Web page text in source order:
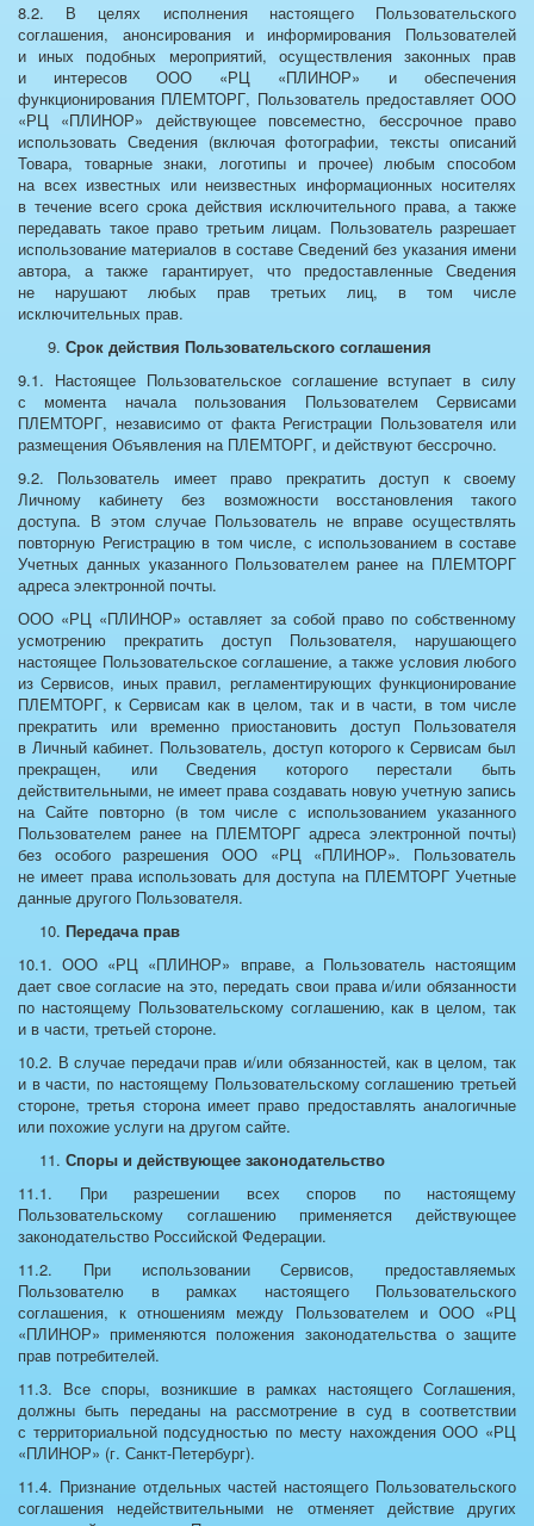
8.2. В целях исполнения настоящего Пользовательского
соглашения, анонсирования и информирования Пользователей
и иных подобных мероприятий, осуществления законных прав
и интересов ООО «РЦ «ПЛИНОР» и обеспечения
функционирования ПЛЕМТОРГ, Пользователь предоставляет ООО
«РЦ «ПЛИНОР» действующее повсеместно, бессрочное право
использовать Сведения (включая фотографии, тексты описаний
Товара, товарные знаки, логотипы и прочее) любым способом
на всех известных или неизвестных информационных носителях
в течение всего срока действия исключительного права, а также
передавать такое право третьим лицам. Пользователь разрешает
использование материалов в составе Сведений без указания имени
автора, а также гарантирует, что предоставленные Сведения
не нарушают любых прав третьих лиц, в том числе
исключительных прав.
Срок действия Пользовательского соглашения
9.1. Настоящее Пользовательское соглашение вступает в силу
с момента начала пользования Пользователем Сервисами
ПЛЕМТОРГ, независимо от факта Регистрации Пользователя или
размещения Объявления на ПЛЕМТОРГ, и действуют бессрочно.
9.2. Пользователь имеет право прекратить доступ к своему
Личному кабинету без возможности восстановления такого
доступа. В этом случае Пользователь не вправе осуществлять
повторную Регистрацию в том числе, с использованием в составе
Учетных данных указанного Пользователем ранее на ПЛЕМТОРГ
адреса электронной почты.
ООО «РЦ «ПЛИНОР» оставляет за собой право по собственному
усмотрению прекратить доступ Пользователя, нарушающего
настоящее Пользовательское соглашение, а также условия любого
из Сервисов, иных правил, регламентирующих функционирование
ПЛЕМТОРГ, к Сервисам как в целом, так и в части, в том числе
прекратить или временно приостановить доступ Пользователя
в Личный кабинет. Пользователь, доступ которого к Сервисам был
прекращен, или Сведения которого перестали быть
действительными, не имеет права создавать новую учетную запись
на Сайте повторно (в том числе с использованием указанного
Пользователем ранее на ПЛЕМТОРГ адреса электронной почты)
без особого разрешения ООО «РЦ «ПЛИНОР». Пользователь
не имеет права использовать для доступа на ПЛЕМТОРГ Учетные
данные другого Пользователя.
Передача прав
10.1. ООО «РЦ «ПЛИНОР» вправе, а Пользователь настоящим
дает свое согласие на это, передать свои права и/или обязанности
по настоящему Пользовательскому соглашению, как в целом, так
и в части, третьей стороне.
10.2. В случае передачи прав и/или обязанностей, как в целом, так
и в части, по настоящему Пользовательскому соглашению третьей
стороне, третья сторона имеет право предоставлять аналогичные
или похожие услуги на другом сайте.
Споры и действующее законодательство
11.1. При разрешении всех споров по настоящему
Пользовательскому соглашению применяется действующее
законодательство Российской Федерации.
11.2. При использовании Сервисов, предоставляемых
Пользователю в рамках настоящего Пользовательского
соглашения, к отношениям между Пользователем и ООО «РЦ
«ПЛИНОР» применяются положения законодательства о защите
прав потребителей.
11.3. Все споры, возникшие в рамках настоящего Соглашения,
должны быть переданы на рассмотрение в суд в соответствии
с территориальной подсудностью по месту нахождения ООО «РЦ
«ПЛИНОР» (г. Санкт-Петербург).
11.4. Признание отдельных частей настоящего Пользовательского
соглашения недействительными не отменяет действие других